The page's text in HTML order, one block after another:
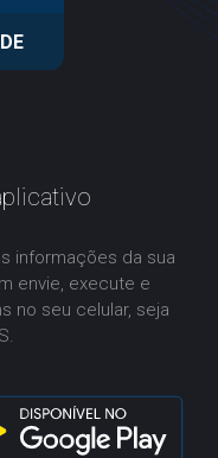
informações da sua
envie, execute e
no seu celular, seja